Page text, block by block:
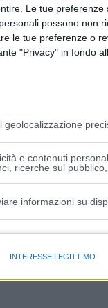
Le tue
possono non
le tue preferenze o
"Privacy" in fondo
geolocalizzazione
e contenuti
ricerche sul
informazioni su
e caratteristiche
INTERESSE LEGITTIMO
consegne
in